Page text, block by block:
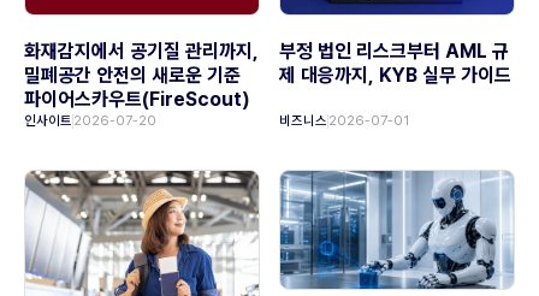
화재감지에서 공기질 관리까지,
밀폐공간 안전의 새로운 기준
파이어스카우트(FireScout)
인사이트 2026-07-20
부정 법인 리스크부터 AML 규
제 대응까지, KYB 실무 가이드
비즈니스 2026-07-01